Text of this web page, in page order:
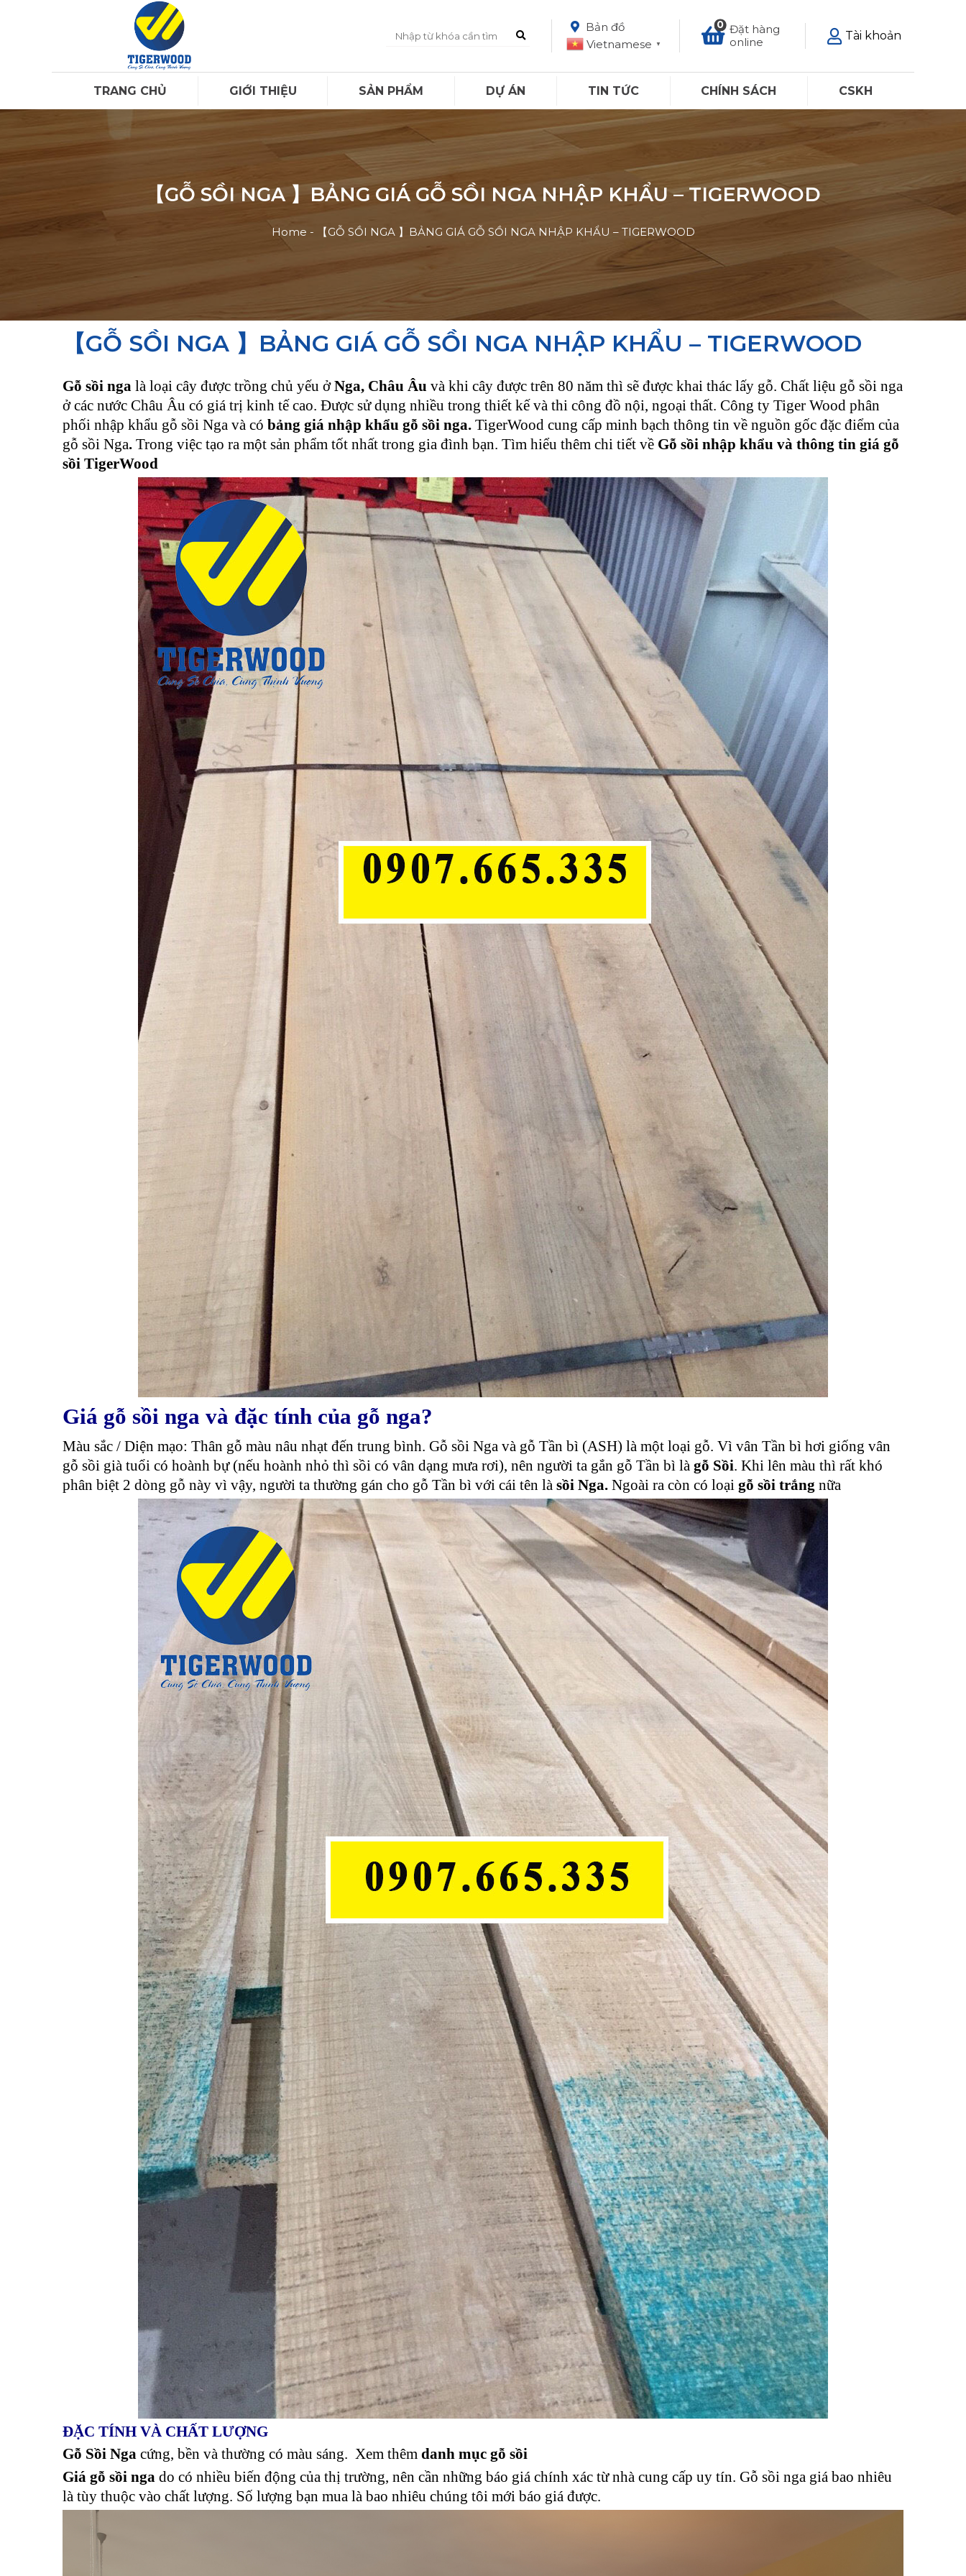
Bản đồ
Vietnamese
▼
0 Đặt hàng
online
Tài khoản
TRANG CHỦ GIỚI THIỆU SẢN PHẨM DỰ ÁN TIN TỨC CHÍNH SÁCH CSKH
【GỖ SỒI NGA 】BẢNG GIÁ GỖ SỒI NGA NHẬP KHẨU – TIGERWOOD
Home - 【GỖ SỒI NGA 】BẢNG GIÁ GỖ SỒI NGA NHẬP KHẨU – TIGERWOOD
【GỖ SỒI NGA 】BẢNG GIÁ GỖ SỒI NGA NHẬP KHẨU – TIGERWOOD
Gỗ sồi nga là loại cây được trồng chủ yếu ởNga, Châu Âu và khi cây được trên 80 năm thì sẽ được khai thác lấy gỗ. Chất liệu gỗ sồi nga
ở các nước Châu Âu có giá trị kinh tế cao. Được sử dụng nhiều trong thiết kế và thi công đồ nội, ngoại thất. Công ty Tiger Wood phân
phối nhập khẩu gỗ sồi Nga và có bảng giá nhập khẩu gỗ sồi nga. TigerWood cung cấp minh bạch thông tin về nguồn gốc đặc điểm của
gỗ sồi Nga. Trong việc tạo ra một sản phẩm tốt nhất trong gia đình bạn. Tìm hiểu thêm chi tiết về Gỗ sồi nhập khẩu và thông tin giá gỗ
sồi TigerWood
Giá gỗ sồi nga và đặc tính của gỗ nga?
Màu sắc / Diện mạo: Thân gỗ màu nâu nhạt đến trung bình. Gỗ sồi Nga và gỗ Tần bì (ASH) là một loại gỗ. Vì vân Tần bì hơi giống vân
gỗ sồi già tuổi có hoành bự (nếu hoành nhỏ thì sồi có vân dạng mưa rơi), nên người ta gắn gỗ Tần bì là gỗ Sồi. Khi lên màu thì rất khó
phân biệt 2 dòng gỗ này vì vậy, người ta thường gán cho gỗ Tần bì với cái tên là sồi Nga. Ngoài ra còn có loại gỗ sồi trắng nữa
ĐẶC TÍNH VÀ CHẤT LƯỢNG
Gỗ Sồi Nga cứng, bền và thường có màu sáng. Xem thêm danh mục gỗ sồi
Giá gỗ sồi nga do có nhiều biến động của thị trường, nên cần những báo giá chính xác từ nhà cung cấp uy tín. Gỗ sồi nga giá bao nhiêu
là tùy thuộc vào chất lượng. Số lượng bạn mua là bao nhiêu chúng tôi mới báo giá được.